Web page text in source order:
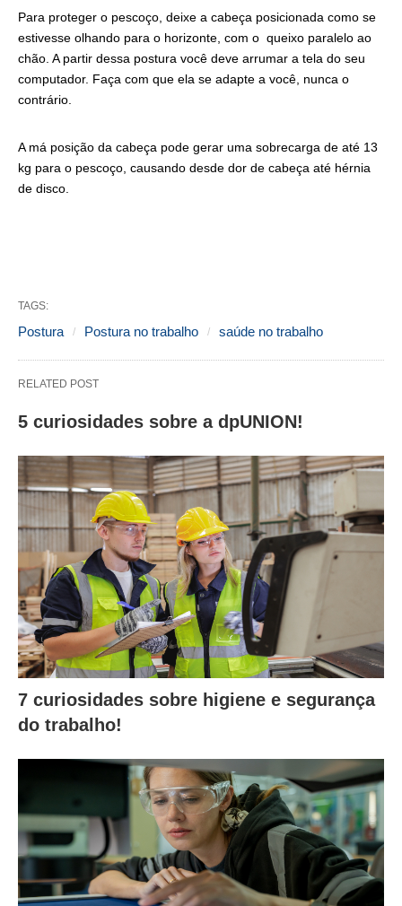
Para proteger o pescoço, deixe a cabeça posicionada como se
estivesse olhando para o horizonte, com o queixo paralelo ao
chão. A partir dessa postura você deve arrumar a tela do seu
computador. Faça com que ela se adapte a você, nunca o
contrário.
A má posição da cabeça pode gerar uma sobrecarga de até 13
kg para o pescoço, causando desde dor de cabeça até hérnia
de disco.
TAGS:
Postura Postura no trabalho saúde no trabalho
RELATED POST
5 curiosidades sobre a dpUNION!
7 curiosidades sobre higiene e segurança
do trabalho!